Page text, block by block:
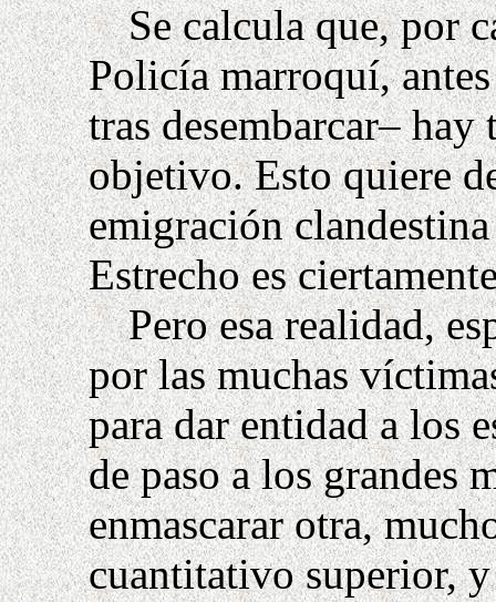
Se calcula que, por
Policía marroquí,
tras desembarcar– hay
objetivo. Esto quiere
emigración
Estrecho es
Pero esa realidad,
por las muchas
para dar entidad a los
de paso a los grandes
enmascarar otra,
cuantitativo superior,